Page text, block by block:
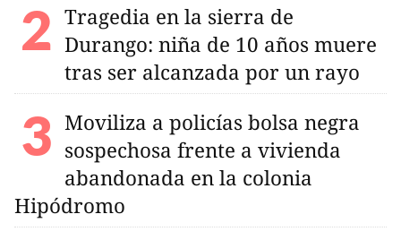
Tragedia en la sierra de
Durango: niña de 10 años muere
tras ser alcanzada por un rayo
Moviliza a policías bolsa negra
sospechosa frente a vivienda
abandonada en la colonia
Hipódromo